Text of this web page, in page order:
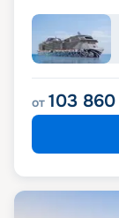
от 103 860